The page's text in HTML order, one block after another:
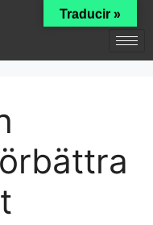
Traducir »